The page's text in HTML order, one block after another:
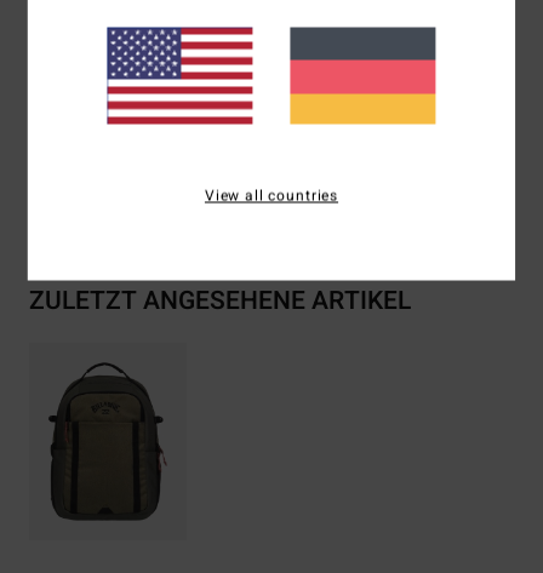
Gepolstertes Rückenteil
Zusammensetzung[Hauptstoff] 100 % recyceltes
Polyester
Versand & Rückversand
ZULETZT ANGESEHENE ARTIKEL
View all countries